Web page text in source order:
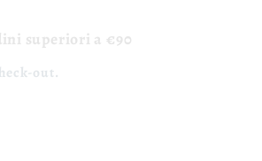
superiori a €90
out.